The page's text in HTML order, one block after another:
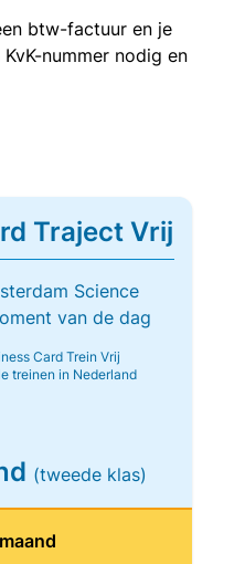
btw-factuur en je
nummer nodig en
Traject Vrij
Science
van de dag
Card Trein Vrij
treinen in Nederland
(tweede klas)